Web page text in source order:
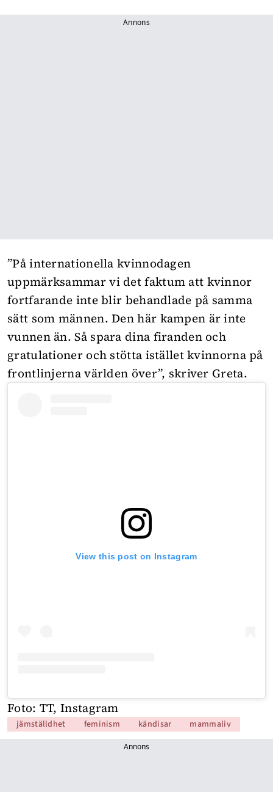
Annons
”På internationella kvinnodagen
uppmärksammar vi det faktum att kvinnor
fortfarande inte blir behandlade på samma
sätt som männen. Den här kampen är inte
vunnen än. Så spara dina firanden och
gratulationer och stötta istället kvinnorna på
frontlinjerna världen över”, skriver Greta.
View this post on Instagram
Foto: TT, Instagram
jämställdhet feminism kändisar mammaliv
Annons